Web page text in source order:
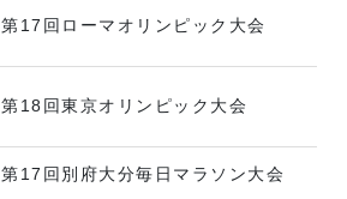
第17回ローマオリンピック大会
第18回東京オリンピック大会
第17回別府大分毎日マラソン大会